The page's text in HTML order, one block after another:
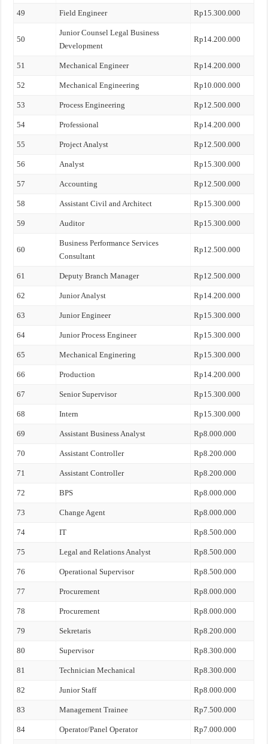
49 Field Engineer Rp15.300.000
50
Junior Counsel Legal Business
Development
Rp14.200.000
51 Mechanical Engineer Rp14.200.000
52 Mechanical Engineering Rp10.000.000
53 Process Engineering Rp12.500.000
54 Professional Rp14.200.000
55 Project Analyst Rp12.500.000
56 Analyst Rp15.300.000
57 Accounting Rp12.500.000
58 Assistant Civil and Architect Rp15.300.000
59 Auditor Rp15.300.000
60
Business Performance Services
Consultant
Rp12.500.000
61 Deputy Branch Manager Rp12.500.000
62 Junior Analyst Rp14.200.000
63 Junior Engineer Rp15.300.000
64 Junior Process Engineer Rp15.300.000
65 Mechanical Enginering Rp15.300.000
66 Production Rp14.200.000
67 Senior Supervisor Rp15.300.000
68 Intern Rp15.300.000
69 Assistant Business Analyst Rp8.000.000
70 Assistant Controller Rp8.200.000
71 Assistant Controller Rp8.200.000
72 BPS Rp8.000.000
73 Change Agent Rp8.000.000
74 IT Rp8.500.000
75 Legal and Relations Analyst Rp8.500.000
76 Operational Supervisor Rp8.500.000
77 Procurement Rp8.000.000
78 Procurement Rp8.000.000
79 Sekretaris Rp8.200.000
80 Supervisor Rp8.300.000
81 Technician Mechanical Rp8.300.000
82 Junior Staff Rp8.000.000
83 Management Trainee Rp7.500.000
84 Operator/Panel Operator Rp7.000.000